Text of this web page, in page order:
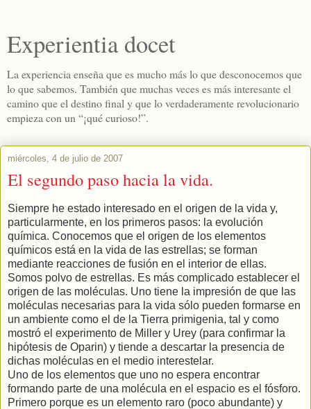
Experientia docet
La experiencia enseña que es mucho más lo que desconocemos que
lo que sabemos. También que muchas veces es más interesante el
camino que el destino final y que lo verdaderamente revolucionario
empieza con un “¡qué curioso!”.
miércoles, 4 de julio de 2007
El segundo paso hacia la vida.
Siempre he estado interesado en el origen de la vida y,
particularmente, en los primeros pasos: la evolución
química. Conocemos que el origen de los elementos
químicos está en la vida de las estrellas; se forman
mediante reacciones de fusión en el interior de ellas.
Somos polvo de estrellas. Es más complicado establecer el
origen de las moléculas. Uno tiene la impresión de que las
moléculas necesarias para la vida sólo pueden formarse en
un ambiente como el de la Tierra primigenia, tal y como
mostró el experimento de Miller y Urey (para confirmar la
hipótesis de Oparin) y tiende a descartar la presencia de
dichas moléculas en el medio interestelar.
Uno de los elementos que uno no espera encontrar
formando parte de una molécula en el espacio es el fósforo.
Primero porque es un elemento raro (poco abundante) y